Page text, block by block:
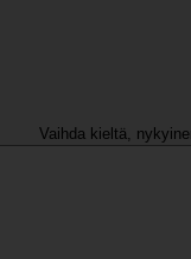
Vaihda kieltä,